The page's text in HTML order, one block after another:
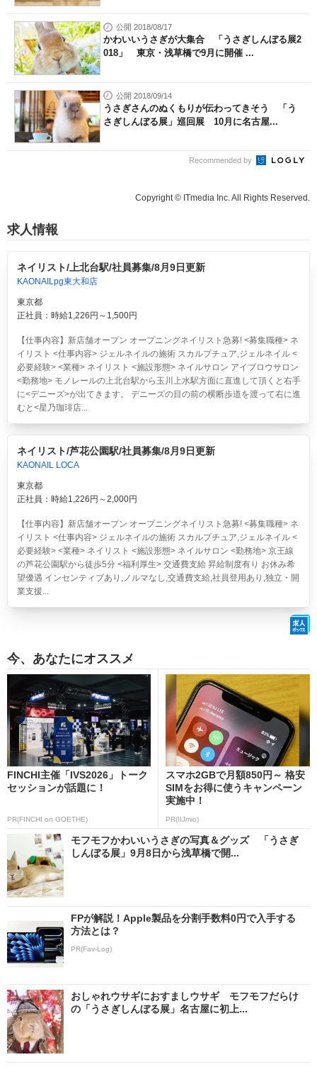
公開 2018/08/17
かわいいうさぎが大集合 「うさぎしんぼる展2
018」 東京・浅草橋で9月に開催 ...
公開 2018/09/14
うさぎさんのぬくもりが伝わってきそう 「う
さぎしんぼる展」巡回展 10月に名古屋...
Recommended by
Copyright © ITmedia Inc. All Rights Reserved.
求人情報
ネイリスト/上北台駅/社員募集/8月9日更新
KAONAILpg東大和店
東京都
正社員：時給1,226円～1,500円
【仕事内容】新店舗オープン オープニングネイリスト急募! <募集職種> ネ
イリスト <仕事内容> ジェルネイルの施術 スカルプチュア,ジェルネイル <
必要経験> <業種> ネイリスト <施設形態> ネイルサロン アイブロウサロン
<勤務地> モノレールの上北台駅から玉川上水駅方面に直進して頂くと右手
に<デニーズ>が出てきます。 デニーズの目の前の横断歩道を渡って右に進
むと<星乃珈琲店...
ネイリスト/芦花公園駅/社員募集/8月9日更新
KAONAIL LOCA
東京都
正社員：時給1,226円～2,000円
【仕事内容】新店舗オープン オープニングネイリスト急募! <募集職種> ネ
イリスト <仕事内容> ジェルネイルの施術 スカルプチュア,ジェルネイル <
必要経験> <業種> ネイリスト <施設形態> ネイルサロン <勤務地> 京王線
の芦花公園駅から徒歩5分 <福利厚生> 交通費支給 昇給制度有り お休み希
望優遇 インセンティブあり,ノルマなし,交通費支給,社員登用あり,独立・開
業支援...
今、あなたにオススメ
FINCHI主催「IVS2026」トーク
セッションが話題に！
PR(FINCHI on GOETHE)
スマホ2GBで月額850円～ 格安
SIMをお得に使うキャンペーン
実施中！
PR(IIJmio)
モフモフかわいいうさぎの写真＆グッズ 「うさぎ
しんぼる展」9月8日から浅草橋で開...
FPが解説！Apple製品を分割手数料0円で入手する
方法とは？
PR(Fav-Log)
おしゃれウサギにおすましウサギ モフモフだらけ
の「うさぎしんぼる展」名古屋に初上...